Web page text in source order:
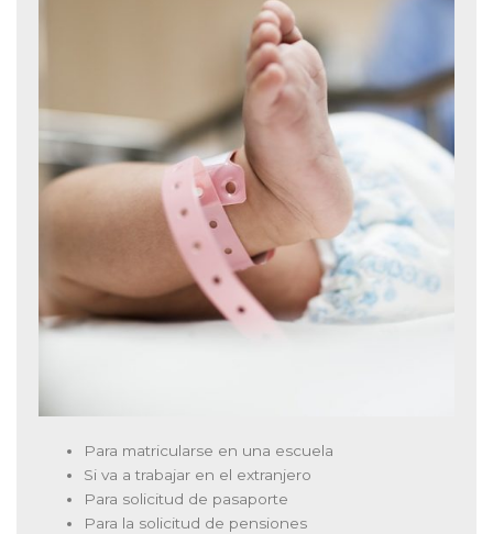
Para matricularse en una escuela
Si va a trabajar en el extranjero
Para solicitud de pasaporte
Para la solicitud de pensiones